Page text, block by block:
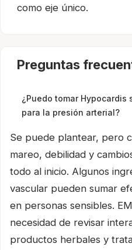
como eje único.
Preguntas
¿Puedo tomar Hypocardis
para la presión arterial?
Se puede plantear, pero
mareo, debilidad y
todo al inicio. Algunos
vascular pueden sumar
en personas sensibles.
necesidad de revisar
productos herbales y